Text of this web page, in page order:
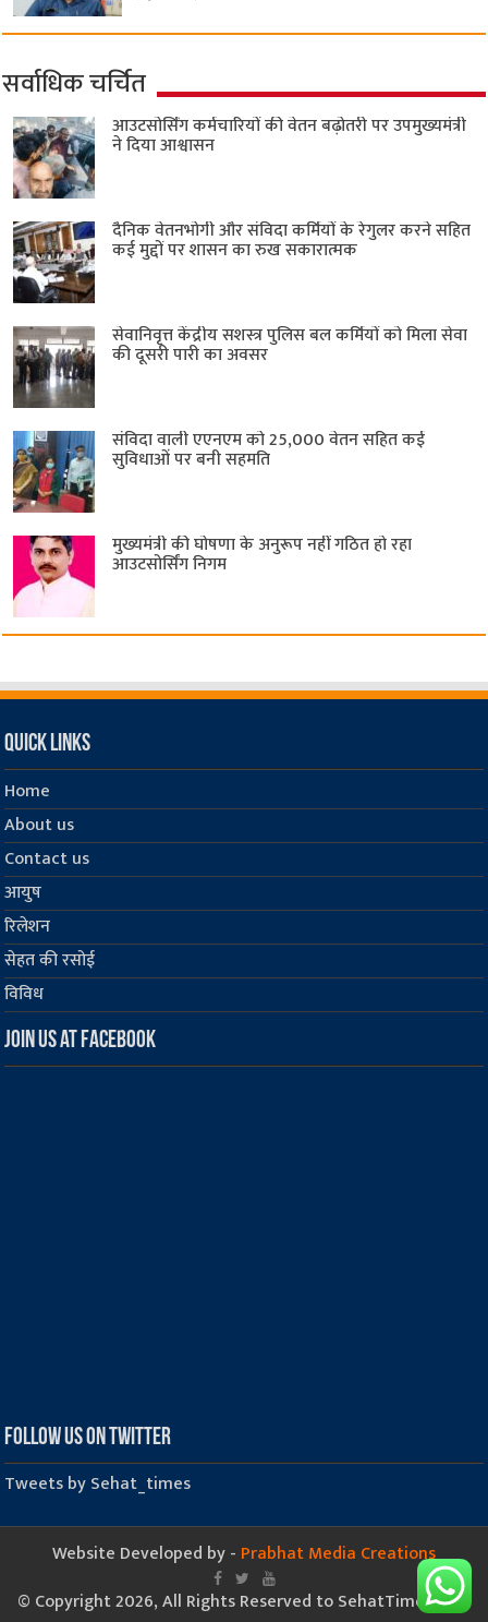
सर्वाधिक चर्चित
आउटसोर्सिंग कर्मचारियों की वेतन बढ़ोतरी पर उपमुख्यमंत्री
ने दिया आश्वासन
दैनिक वेतनभोगी और संविदा कर्मियों के रेगुलर करने सहित
कई मुद्दों पर शासन का रुख सकारात्मक
सेवानिवृत्त केंद्रीय सशस्त्र पुलिस बल ​कर्मियों को मिला सेवा
की दूसरी पारी का अवसर
संविदा वाली एएनएम को 25,000 वेतन सहित कई
सुविधाओं पर बनी सहमति
मुख्यमंत्री की घोषणा के अनुरूप नहीं गठित हो रहा
आउटसोर्सिंग निगम
Quick Links
Home
About us
Contact us
आयुष
रिलेशन
सेहत की रसोई
विविध
Join us at Facebook
Follow us on Twitter
Tweets by Sehat_times
Website Developed by - Prabhat Media Creations
© Copyright 2026, All Rights Reserved to SehatTimes.Com